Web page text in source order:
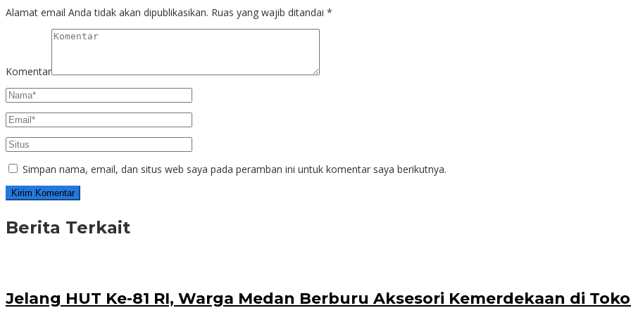
Alamat email Anda tidak akan dipublikasikan. Ruas yang wajib ditandai *
Komentar
Simpan nama, email, dan situs web saya pada peramban ini untuk komentar saya berikutnya.
Berita Terkait
Jelang HUT Ke-81 RI, Warga Medan Berburu Aksesori Kemerdekaan di